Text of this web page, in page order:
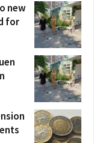
new
for